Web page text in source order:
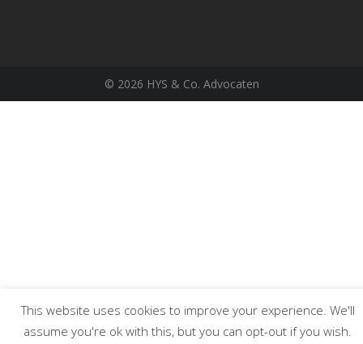
© 2026 HYS & Co. Advocaten
This website uses cookies to improve your experience. We'll
assume you're ok with this, but you can opt-out if you wish.